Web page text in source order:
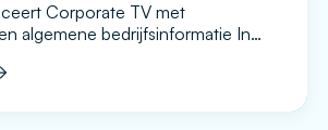
Corporate TV met
algemene bedrijfsinformatie In
data op de productievloer visueel